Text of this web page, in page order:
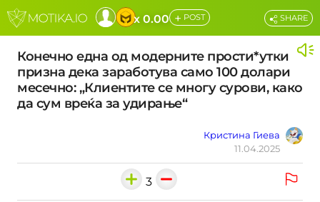
x 0.00 + POST
Конечно една од модерните прости*утки
призна дека заработува само 100 долари
месечно: „Клиентите се многу сурови, како
да сум вреќа за удирање“
Кристина Гиева
11.04.2025
SHARE
3